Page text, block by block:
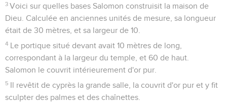
3 Voici sur quelles bases Salomon construisit la maison de
Dieu. Calculée en anciennes unités de mesure, sa longueur
était de 30 mètres, et sa largeur de 10.
4 Le portique situé devant avait 10 mètres de long,
correspondant à la largeur du temple, et 60 de haut.
Salomon le couvrit intérieurement d'or pur.
5 Il revêtit de cyprès la grande salle, la couvrit d'or pur et y fit
sculpter des palmes et des chaînettes.